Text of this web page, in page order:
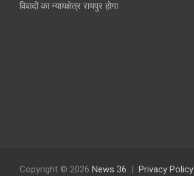
विवादों का न्यायक्षेत्र रायपुर होगा
Copyright © 2026 News 36 Privacy Policy